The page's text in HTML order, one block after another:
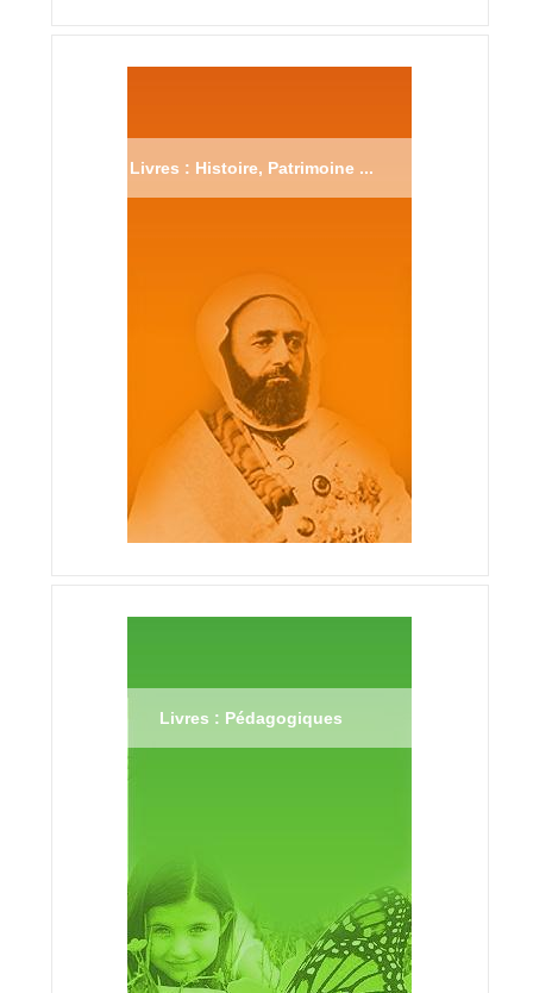
Livres : Histoire, Patrimoine ...
Livres : Pédagogiques